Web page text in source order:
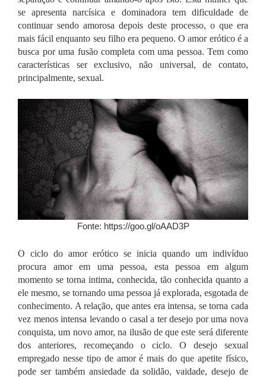
se apresenta narcísica e dominadora tem dificuldade de
continuar sendo amorosa depois deste processo, o que era
mais fácil enquanto seu filho era pequeno.O amor erótico é a
busca por uma fusão completa com uma pessoa. Tem como
características ser exclusivo, não universal, de contato,
principalmente, sexual.
Fonte: https://goo.gl/oAAD3P
O ciclo do amor erótico se inicia quando um indivíduo
procura amor em uma pessoa, esta pessoa em algum
momento se torna intima, conhecida, tão conhecida quanto a
ele mesmo, se tornando uma pessoa já explorada, esgotada de
conhecimento. A relação, que antes era intensa, se torna cada
vez menos intensa levando o casal a ter desejo por uma nova
conquista, um novo amor, na ilusão de que este será diferente
dos anteriores, recomeçando o ciclo.O desejo sexual
empregado nesse tipo de amor é mais do que apetite físico,
pode ser também ansiedade da solidão, vaidade, desejo de